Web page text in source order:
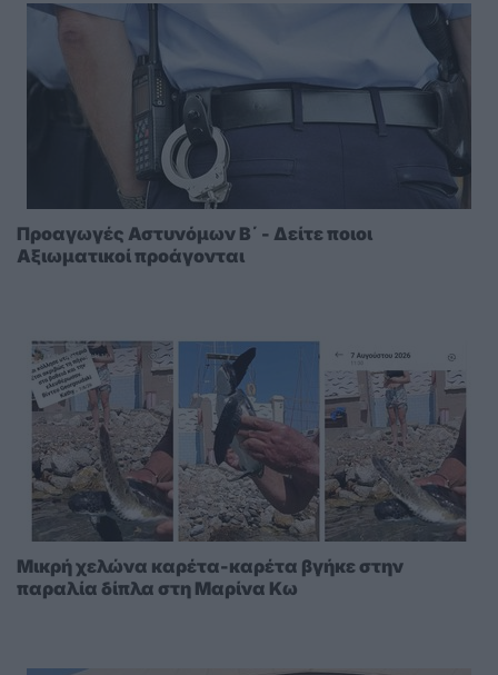
Προαγωγές Αστυνόμων Β΄ - Δείτε ποιοι
Αξιωματικοί προάγονται
Μικρή χελώνα καρέτα-καρέτα βγήκε στην
παραλία δίπλα στη Μαρίνα Κω